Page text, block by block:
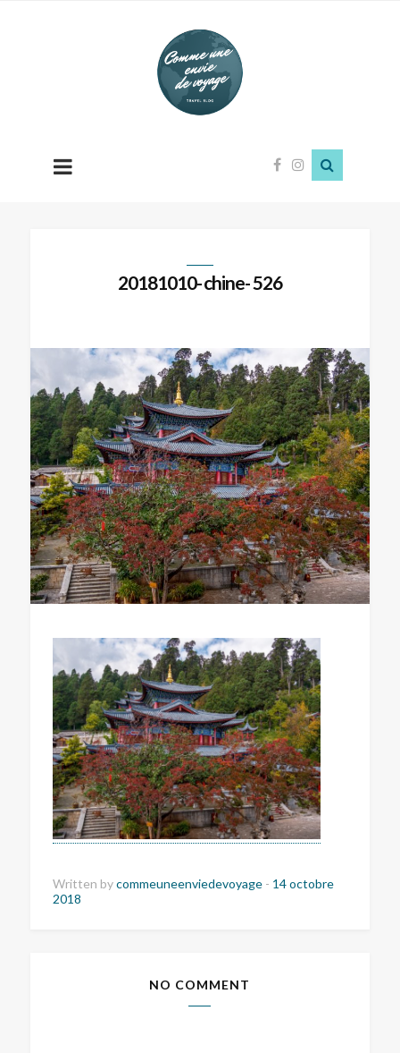
Comme
une
envie
de
20181010- chine- 526
Written bycommeuneenviedevoyage - 14 octobre
2018
NO COMMENT